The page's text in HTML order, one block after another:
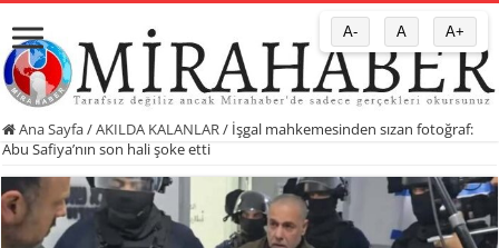
Ana Sayfa/AKILDA KALANLAR / İşgal mahkemesinden sızan fotoğraf:
Abu Safiya’nın son hali şoke etti
A- A A+